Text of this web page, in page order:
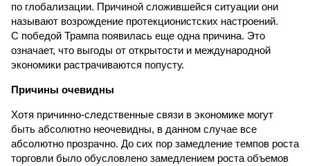
по глобализации. Причиной сложившейся ситуации они
называют возрождение протекционистских настроений.
С победой Трампа появилась еще одна причина. Это
означает, что выгоды от открытости и международной
экономики растрачиваются попусту.
Причины очевидны
Хотя причинно-следственные связи в экономике могут
быть абсолютно неочевидны, в данном случае все
абсолютно прозрачно. До сих пор замедление темпов роста
торговли было обусловлено замедлением роста объемов